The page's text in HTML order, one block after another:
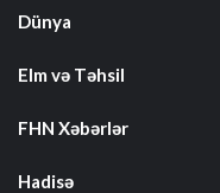
Dünya
Elm və Təhsil
FHN Xəbərlər
Hadisə